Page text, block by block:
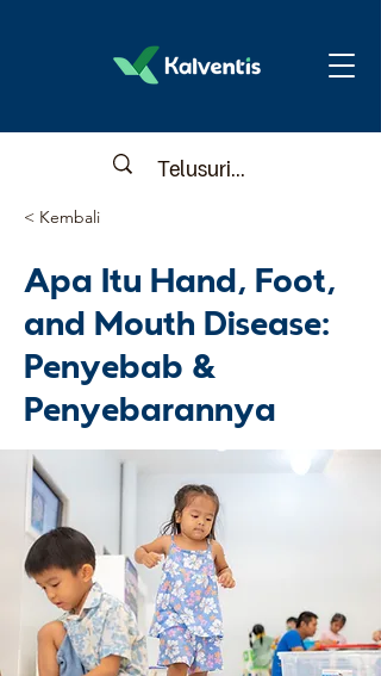
< Kembali
Apa Itu Hand, Foot,
and Mouth Disease:
Penyebab &
Penyebarannya